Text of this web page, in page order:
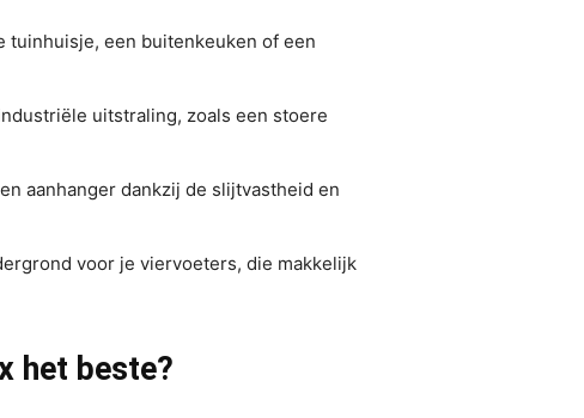
tuinhuisje, een buitenkeuken of een
uitstraling, zoals een stoere
aanhanger dankzij de slijtvastheid en
voor je viervoeters, die makkelijk
het beste?